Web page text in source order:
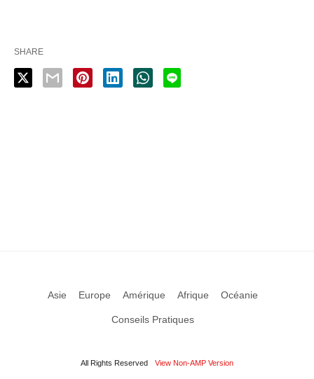
SHARE
Asie Europe Amérique Afrique Océanie
Conseils Pratiques
All Rights Reserved View Non-AMP Version